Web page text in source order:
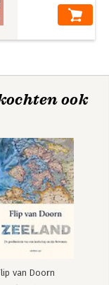
ook
van Doorn